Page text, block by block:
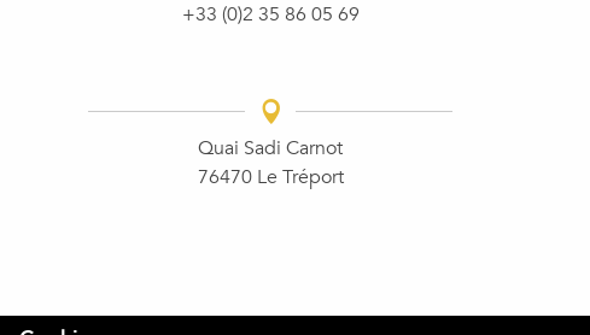
+33 (0)2 35 86 05 69
Quai Sadi Carnot
76470 Le Tréport